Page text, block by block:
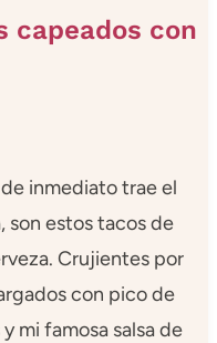
capeados con
inmediato trae el
son estos tacos de
Crujientes por
con pico de
mi famosa salsa de